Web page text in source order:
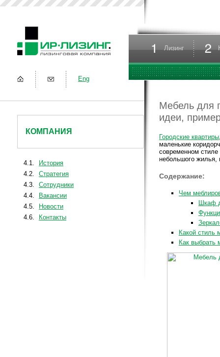
Eng
КОМПАНИЯ
4.1.
История
4.2.
Стратегия
4.3.
Сотрудники
4.4.
Вакансии
4.5.
Новости
4.6.
Контакты
Лизинг
Мебель для
идеи,
Городские квартиры
маленькие
современном стиле
небольшого жилья,
Содержание:
Чем
Шкаф
Какой стиль
Как выбрать